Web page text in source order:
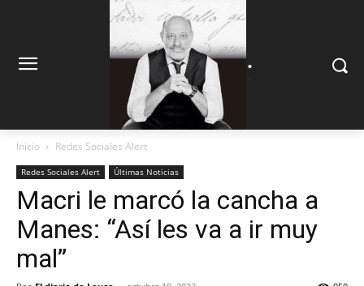
.
Inicio Redes Sociales Alert
Redes Sociales Alert Últimas Noticias
Macri le marcó la cancha a
Manes: “Así les va a ir muy
mal”